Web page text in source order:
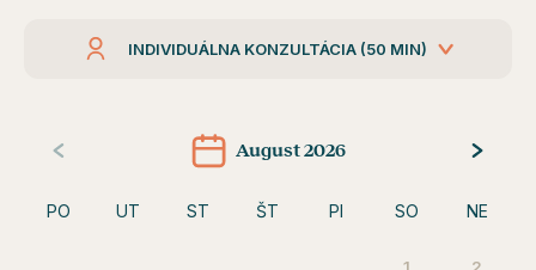
INDIVIDUÁLNA KONZULTÁCIA (50 MIN)
August 2026
PO UT ST ŠT PI SO NE
1 2